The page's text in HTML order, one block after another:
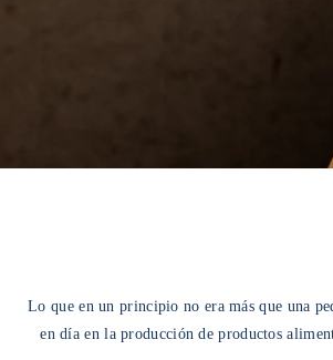
Lo que en un principio no era más que una
en día en la producción de productos